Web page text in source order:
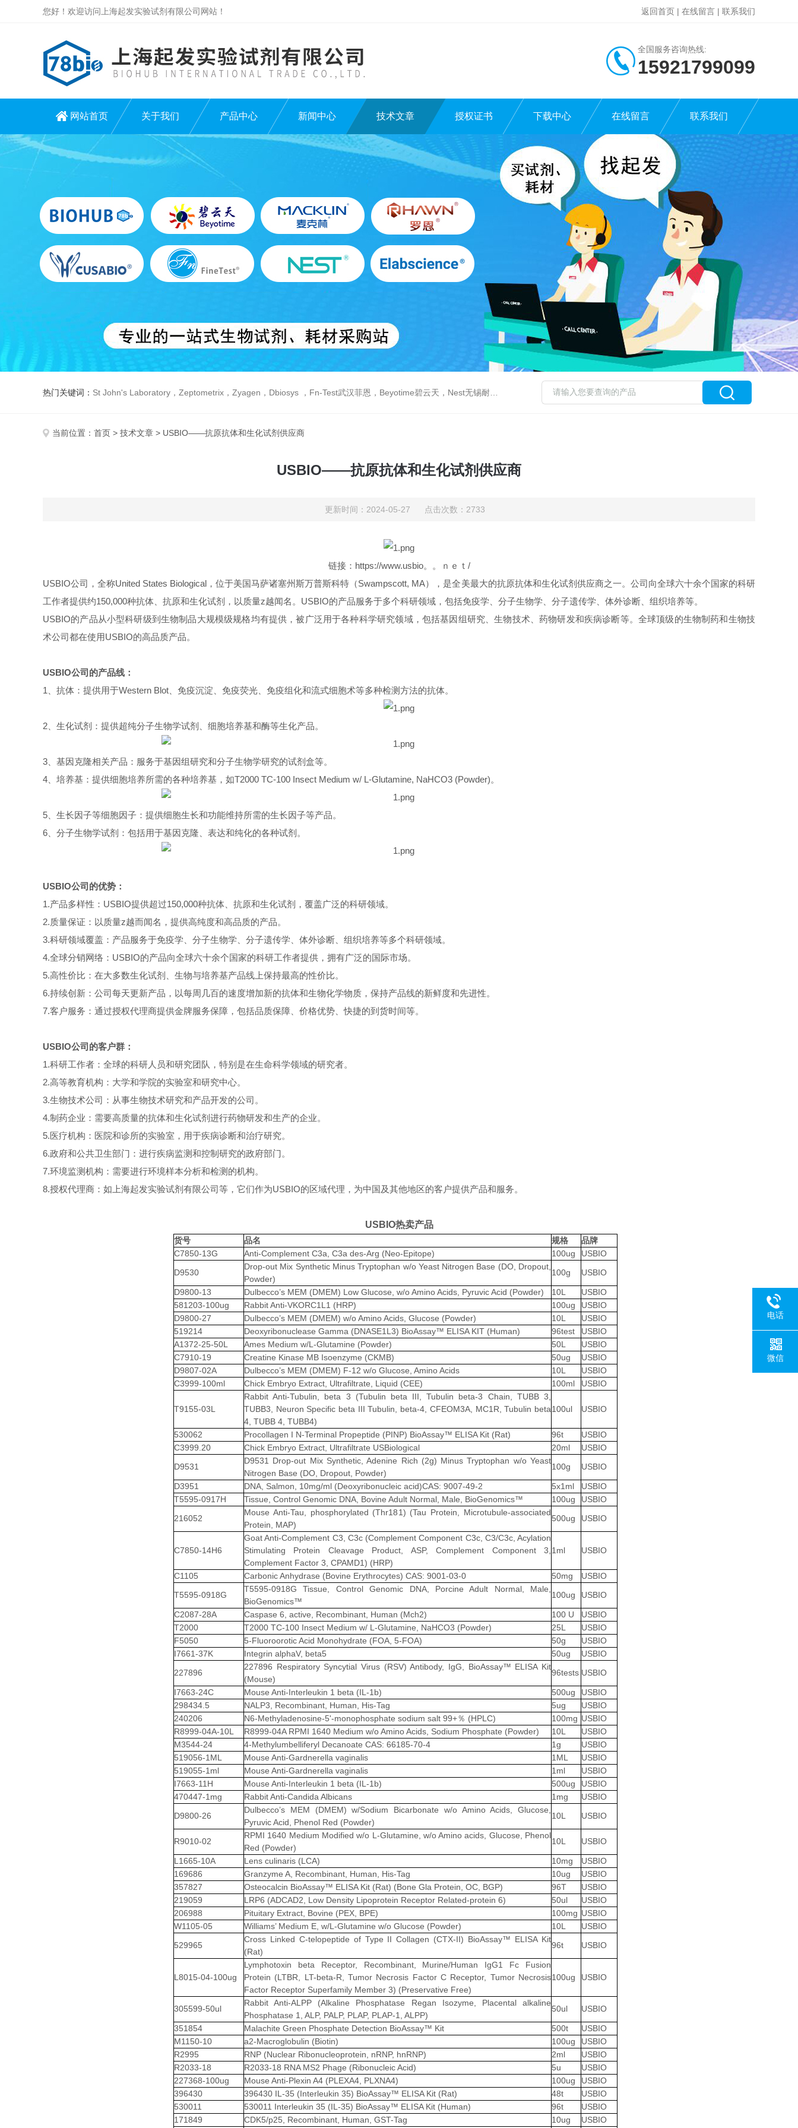
您好！欢迎访问上海起发实验试剂有限公司网站！ 返回首页 | 在线留言 | 联系我们
全国服务咨询热线:
15921799099
网站首页 关于我们 产品中心 新闻中心 技术文章 授权证书 下载中心 在线留言 联系我们
热门关键词： St John's Laboratory，Zeptometrix，Zyagen，Dbiosys ，Fn-Test武汉菲恩，Beyotime碧云天，Nest无锡耐思，Elabscience伊莱瑞特，Macklin麦克林生物，Cobioer科佰生物
当前位置： 首页 > 技术文章 > USBIO——抗原抗体和生化试剂供应商
USBIO——抗原抗体和生化试剂供应商
更新时间：2024-05-27 点击次数：2733
链接：https://www.usbio。。ｎｅｔ/
USBIO公司，全称United States Biological，位于美国马萨诸塞州斯万普斯科特（Swampscott, MA），是全美最大的抗原抗体和生化试剂供应商之一。公司向全球六十余个国家的科研
工作者提供约150,000种抗体、抗原和生化试剂，以质量z越闻名。USBIO的产品服务于多个科研领域，包括免疫学、分子生物学、分子遗传学、体外诊断、组织培养等。
USBIO的产品从小型科研级到生物制品大规模级规格均有提供，被广泛用于各种科学研究领域，包括基因组研究、生物技术、药物研发和疾病诊断等。全球顶级的生物制药和生物技
术公司都在使用USBIO的高品质产品。
USBIO公司的产品线：
1、抗体：提供用于Western Blot、免疫沉淀、免疫荧光、免疫组化和流式细胞术等多种检测方法的抗体。
2、生化试剂：提供超纯分子生物学试剂、细胞培养基和酶等生化产品。
3、基因克隆相关产品：服务于基因组研究和分子生物学研究的试剂盒等。
4、培养基：提供细胞培养所需的各种培养基，如T2000 TC-100 Insect Medium w/ L-Glutamine, NaHCO3 (Powder)。
5、生长因子等细胞因子：提供细胞生长和功能维持所需的生长因子等产品。
6、分子生物学试剂：包括用于基因克隆、表达和纯化的各种试剂。
USBIO公司的优势：
1.产品多样性：USBIO提供超过150,000种抗体、抗原和生化试剂，覆盖广泛的科研领域。
2.质量保证：以质量z越而闻名，提供高纯度和高品质的产品。
3.科研领域覆盖：产品服务于免疫学、分子生物学、分子遗传学、体外诊断、组织培养等多个科研领域。
4.全球分销网络：USBIO的产品向全球六十余个国家的科研工作者提供，拥有广泛的国际市场。
5.高性价比：在大多数生化试剂、生物与培养基产品线上保持最高的性价比。
6.持续创新：公司每天更新产品，以每周几百的速度增加新的抗体和生物化学物质，保持产品线的新鲜度和先进性。
7.客户服务：通过授权代理商提供金牌服务保障，包括品质保障、价格优势、快捷的到货时间等。
USBIO公司的客户群：
1.科研工作者：全球的科研人员和研究团队，特别是在生命科学领域的研究者。
2.高等教育机构：大学和学院的实验室和研究中心。
3.生物技术公司：从事生物技术研究和产品开发的公司。
4.制药企业：需要高质量的抗体和生化试剂进行药物研发和生产的企业。
5.医疗机构：医院和诊所的实验室，用于疾病诊断和治疗研究。
6.政府和公共卫生部门：进行疾病监测和控制研究的政府部门。
7.环境监测机构：需要进行环境样本分析和检测的机构。
8.授权代理商：如上海起发实验试剂有限公司等，它们作为USBIO的区域代理，为中国及其他地区的客户提供产品和服务。
USBIO热卖产品
货号 品名 规格
品牌
C7850-13G
Anti-Complement C3a, C3a des-Arg (Neo-Epitope) 100ug
USBIO
D9530
Drop-out Mix Synthetic Minus Tryptophan w/o Yeast Nitrogen Base (DO, Dropout,
Powder)
100g USBIO
D9800-13 Dulbecco’s MEM (DMEM) Low Glucose, w/o Amino Acids, Pyruvic Acid (Powder) 10L
USBIO
581203-100ug
Rabbit Anti-VKORC1L1 (HRP) 100ug
USBIO
D9800-27
Dulbecco’s MEM (DMEM) w/o Amino Acids, Glucose (Powder) 10L
USBIO
519214
Deoxyribonuclease Gamma (DNASE1L3) BioAssay™ ELISA KIT (Human) 96test
USBIO
A1372-25-50L
Ames Medium w/L-Glutamine (Powder) 50L
USBIO
C7910-19
Creatine Kinase MB Isoenzyme (CKMB) 50ug
USBIO
D9807-02A
Dulbecco’s MEM (DMEM) F-12 w/o Glucose, Amino Acids 10L
USBIO
C3999-100ml
Chick Embryo Extract, Ultrafiltrate, Liquid (CEE) 100ml USBIO
T9155-03L
Rabbit Anti-Tubulin, beta 3 (Tubulin beta III, Tubulin beta-3 Chain, TUBB 3,
TUBB3, Neuron Specific beta III Tubulin, beta-4, CFEOM3A, MC1R, Tubulin beta
4, TUBB 4, TUBB4)
100ul USBIO
530062 Procollagen I N-Terminal Propeptide (PINP) BioAssay™ ELISA Kit (Rat) 96t
USBIO
C3999.20
Chick Embryo Extract, Ultrafiltrate USBiological 20ml
USBIO
D9531
D9531 Drop-out Mix Synthetic, Adenine Rich (2g) Minus Tryptophan w/o Yeast
Nitrogen Base (DO, Dropout, Powder)
100g USBIO
D3951 DNA, Salmon, 10mg/ml (Deoxyribonucleic acid)CAS: 9007-49-2 5x1ml
USBIO
T5595-0917H
Tissue, Control Genomic DNA, Bovine Adult Normal, Male, BioGenomics™ 100ug
USBIO
216052
Mouse Anti-Tau, phosphorylated (Thr181) (Tau Protein, Microtubule-associated
Protein, MAP)
500ug USBIO
C7850-14H6
Goat Anti-Complement C3, C3c (Complement Component C3c, C3/C3c, Acylation
Stimulating Protein Cleavage Product, ASP, Complement Component 3,
Complement Factor 3, CPAMD1) (HRP)
1ml USBIO
C1105 Carbonic Anhydrase (Bovine Erythrocytes) CAS: 9001-03-0 50mg
USBIO
T5595-0918G
T5595-0918G Tissue, Control Genomic DNA, Porcine Adult Normal, Male,
BioGenomics™
100ug USBIO
C2087-28A Caspase 6, active, Recombinant, Human (Mch2) 100 U
USBIO
T2000
T2000 TC-100 Insect Medium w/ L-Glutamine, NaHCO3 (Powder) 25L
USBIO
F5050
5-Fluoroorotic Acid Monohydrate (FOA, 5-FOA) 50g
USBIO
I7661-37K
Integrin alphaV, beta5 50ug
USBIO
227896
227896 Respiratory Syncytial Virus (RSV) Antibody, IgG, BioAssay™ ELISA Kit
(Mouse)
96tests USBIO
I7663-24C Mouse Anti-Interleukin 1 beta (IL-1b) 500ug
USBIO
298434.5
NALP3, Recombinant, Human, His-Tag 5ug
USBIO
240206
N6-Methyladenosine-5'-monophosphate sodium salt 99+％ (HPLC) 100mg USBIO
R8999-04A-10L
R8999-04A RPMI 1640 Medium w/o Amino Acids, Sodium Phosphate (Powder) 10L
USBIO
M3544-24
4-Methylumbelliferyl Decanoate CAS: 66185-70-4 1g
USBIO
519056-1ML
Mouse Anti-Gardnerella vaginalis 1ML
USBIO
519055-1ml
Mouse Anti-Gardnerella vaginalis 1ml
USBIO
I7663-11H
Mouse Anti-Interleukin 1 beta (IL-1b) 500ug
USBIO
470447-1mg
Rabbit Anti-Candida Albicans 1mg
USBIO
D9800-26
Dulbecco’s MEM (DMEM) w/Sodium Bicarbonate w/o Amino Acids, Glucose,
Pyruvic Acid, Phenol Red (Powder)
10L USBIO
R9010-02
RPMI 1640 Medium Modified w/o L-Glutamine, w/o Amino acids, Glucose, Phenol
Red (Powder)
10L USBIO
L1665-10A Lens culinaris (LCA) 10mg
USBIO
169686
Granzyme A, Recombinant, Human, His-Tag 10ug
USBIO
357827
Osteocalcin BioAssay™ ELISA Kit (Rat) (Bone Gla Protein, OC, BGP) 96T
USBIO
219059
LRP6 (ADCAD2, Low Density Lipoprotein Receptor Related-protein 6) 50ul
USBIO
206988
Pituitary Extract, Bovine (PEX, BPE) 100mg USBIO
W1105-05
Williams’ Medium E, w/L-Glutamine w/o Glucose (Powder) 10L
USBIO
529965
Cross Linked C-telopeptide of Type II Collagen (CTX-II) BioAssay™ ELISA Kit
(Rat)
96t USBIO
L8015-04-100ug
Lymphotoxin beta Receptor, Recombinant, Murine/Human IgG1 Fc Fusion
Protein (LTBR, LT-beta-R, Tumor Necrosis Factor C Receptor, Tumor Necrosis
Factor Receptor Superfamily Member 3) (Preservative Free)
100ug USBIO
305599-50ul
Rabbit Anti-ALPP (Alkaline Phosphatase Regan Isozyme, Placental alkaline
Phosphatase 1, ALP, PALP, PLAP, PLAP-1, ALPP)
50ul USBIO
351854 Malachite Green Phosphate Detection BioAssay™ Kit 500t
USBIO
M1150-10
a2-Macroglobulin (Biotin) 100ug
USBIO
R2995
RNP (Nuclear Ribonucleoprotein, nRNP, hnRNP) 2ml
USBIO
R2033-18
R2033-18 RNA MS2 Phage (Ribonucleic Acid) 5u
USBIO
227368-100ug
Mouse Anti-Plexin A4 (PLEXA4, PLXNA4) 100ug
USBIO
396430
396430 IL-35 (Interleukin 35) BioAssay™ ELISA Kit (Rat) 48t
USBIO
530011
530011 Interleukin 35 (IL-35) BioAssay™ ELISA Kit (Human) 96t
USBIO
171849
CDK5/p25, Recombinant, Human, GST-Tag 10ug USBIO
电话
微信